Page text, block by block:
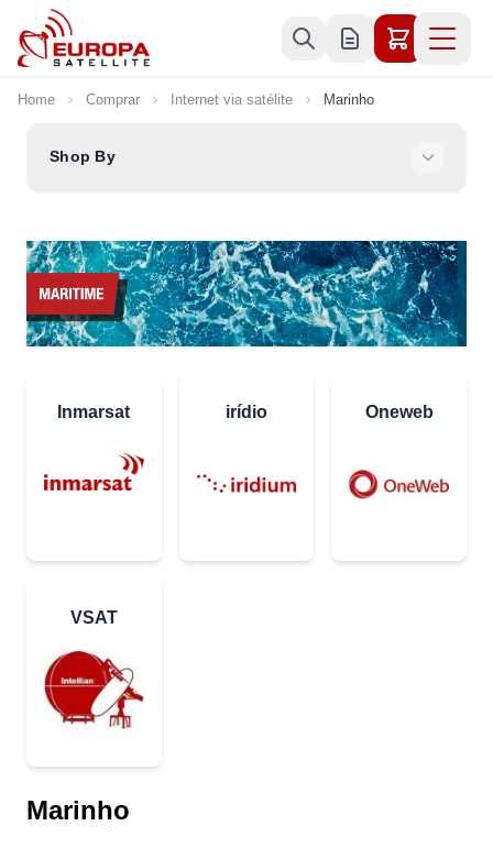
Skip to Content
Home Comprar Internet via satélite Marinho
Shop By
Inmarsat irídio Oneweb
VSAT
Marinho